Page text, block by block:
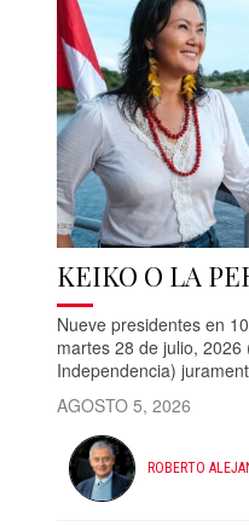
KEIKO O LA
Nueve presidentes en
martes 28 de julio,
Independencia)
AGOSTO 5, 2026
ROBERTO